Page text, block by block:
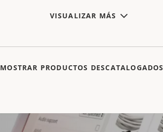
VISUALIZAR MÁS
MOSTRAR PRODUCTOS DESCATALOGADOS